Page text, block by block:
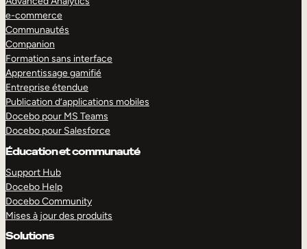
e-commerce
Communautés
Companion
Formation sans interface
Apprentissage gamifié
Entreprise étendue
Publication d’applications mobiles
Docebo pour MS Teams
Docebo pour Salesforce
Éducation et communauté
Support Hub
Docebo Help
Docebo Community
Mises à jour des produits
Solutions